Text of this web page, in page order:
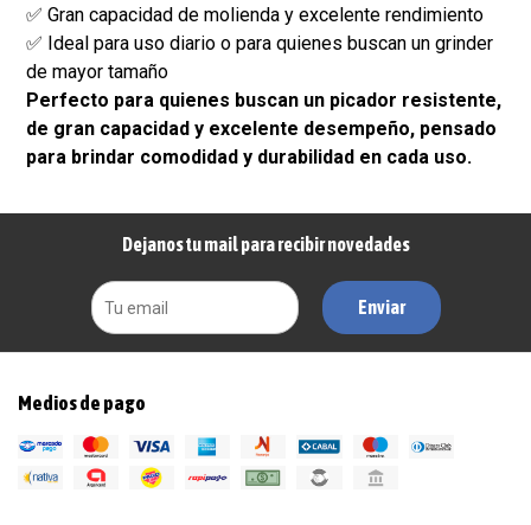
✅ Gran capacidad de molienda y excelente rendimiento
✅ Ideal para uso diario o para quienes buscan un grinder
de mayor tamaño
Perfecto para quienes buscan un picador resistente,
de gran capacidad y excelente desempeño, pensado
para brindar comodidad y durabilidad en cada uso.
Dejanos tu mail para recibir novedades
Enviar
Medios de pago